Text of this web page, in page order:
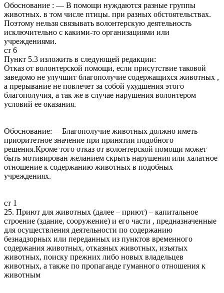
Обоснование : — В помощи нуждаются разные группы
животных. в том числе птицы. при разных обстоятельствах.
Поэтому нельзя связывать волонтерскую деятельность
исключительно с какими-то организациями или
учреждениями.
ст 6
Пункт 5.3 изложить в следующей редакции:
Отказ от волонтерской помощи, если присутствие таковой
заведомо не улучшит благополучие содержащихся животных ,
а прерывание не повлечет за собой ухудшения этого
благополучия, а так же в случае нарушения волонтером
условий ее оказания.
Обоснование:— Благополучие животных должно иметь
приоритетное значение при принятии подобного
решения.Кроме того отказ от волонтерской помощи может
быть мотивирован желанием скрыть нарушения или халатное
отношение к содержанию животных в подобных
учреждениях.
ст 1
25. Приют для животных (далее – приют) – капитальное
строение (здание, сооружение) и его части , предназначенные
для осуществления деятельности по содержанию
безнадзорных или переданных из пунктов временного
содержания животных, отказных животных, изъятых
животных, поиску прежних либо новых владельцев
животных, а также по пропаганде гуманного отношения к
животным